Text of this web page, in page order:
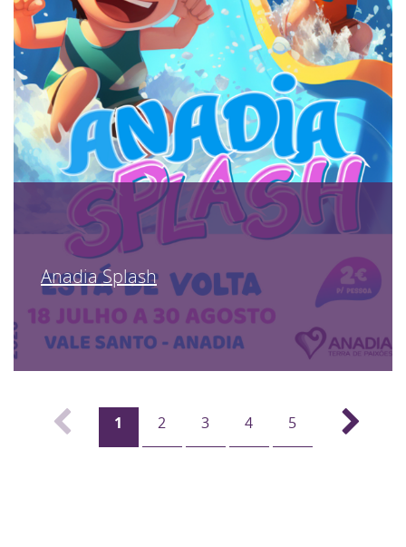
Anadia Splash
1 2 3 4 5